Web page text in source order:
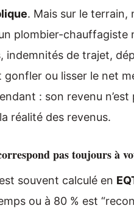
. Mais sur le terrain,
plombier-chauffagiste
indemnités de trajet,
ou lisser le net
: son revenu
réalité des revenus.
pas toujours à
souvent calculé en
ou à 80 % est